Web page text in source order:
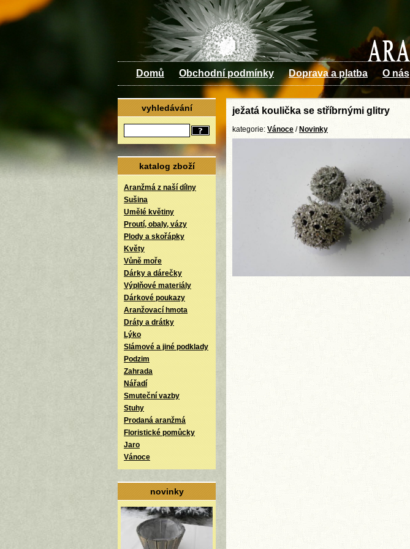
Domů Obchodní podmínky Doprava a platba O nás
vyhledávání
katalog zboží
Aranžmá z naší dílny
Sušina
Umělé květiny
Proutí, obaly, vázy
Plody a skořápky
Květy
Vůně moře
Dárky a dárečky
Výplňové materiály
Dárkové poukazy
Aranžovací hmota
Dráty a drátky
Lýko
Slámové a jiné podklady
Podzim
Zahrada
Nářadí
Smuteční vazby
Stuhy
Prodaná aranžmá
Floristické pomůcky
Jaro
Vánoce
novinky
ježatá koulička se stříbrnými glitry
kategorie: Vánoce / Novinky